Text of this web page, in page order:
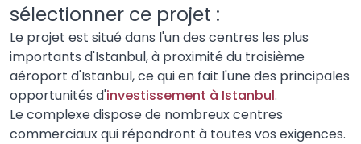
sélectionner ce projet :
Le projet est situé dans l'un des centres les plus
importants d'Istanbul, à proximité du troisième
aéroport d'Istanbul, ce qui en fait l'une des principales
opportunités d'investissement à Istanbul.
Le complexe dispose de nombreux centres
commerciaux qui répondront à toutes vos exigences.